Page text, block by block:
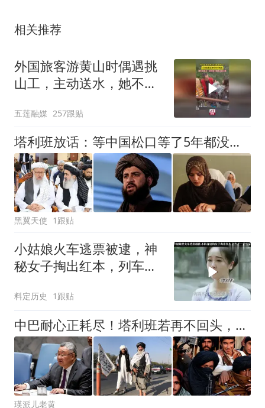
相关推荐
外国旅客游黄山时偶遇挑
山工，主动送水，她不懂
汗水
五莲融媒 257跟贴
塔利班放话：等中国松口等了5年都没戏，那就直接跟联合国叫板！
黑翼天使 1跟贴
小姑娘火车逃票被逮，神
秘女子掏出红本，列车长
料定历史 1跟贴
中巴耐心正耗尽！塔利班若再不回头，这安全红线恐断送阿富汗国运
瑛派儿老黄